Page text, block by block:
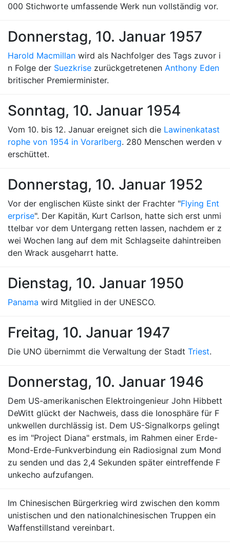
000 Stichworte umfassende Werk nun vollständig vor.
Donnerstag, 10. Januar 1957
Harold Macmillan wird als Nachfolger des Tags zuvor i
n Folge der Suezkrise zurückgetretenen Anthony Eden
britischer Premierminister.
Sonntag, 10. Januar 1954
Vom 10. bis 12. Januar ereignet sich die Lawinenkatast
rophe von 1954 in Vorarlberg. 280 Menschen werden v
erschüttet.
Donnerstag, 10. Januar 1952
Vor der englischen Küste sinkt der Frachter "Flying Ent
erprise". Der Kapitän, Kurt Carlson, hatte sich erst unmi
ttelbar vor dem Untergang retten lassen, nachdem er z
wei Wochen lang auf dem mit Schlagseite dahintreiben
den Wrack ausgeharrt hatte.
Dienstag, 10. Januar 1950
Panama wird Mitglied in der UNESCO.
Freitag, 10. Januar 1947
Die UNO übernimmt die Verwaltung der Stadt Triest.
Donnerstag, 10. Januar 1946
Dem US-amerikanischen Elektroingenieur John Hibbett
DeWitt glückt der Nachweis, dass die Ionosphäre für F
unkwellen durchlässig ist. Dem US-Signalkorps gelingt
es im "Project Diana" erstmals, im Rahmen einer Erde-
Mond-Erde-Funkverbindung ein Radiosignal zum Mond
zu senden und das 2,4 Sekunden später eintreffende F
unkecho aufzufangen.
Im Chinesischen Bürgerkrieg wird zwischen den komm
unistischen und den nationalchinesischen Truppen ein
Waffenstillstand vereinbart.